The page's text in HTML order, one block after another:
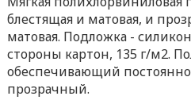
блестящая и матовая, и
матовая. Подложка -
стороны картон, 135 г/м2.
обеспечивающий
прозрачный.